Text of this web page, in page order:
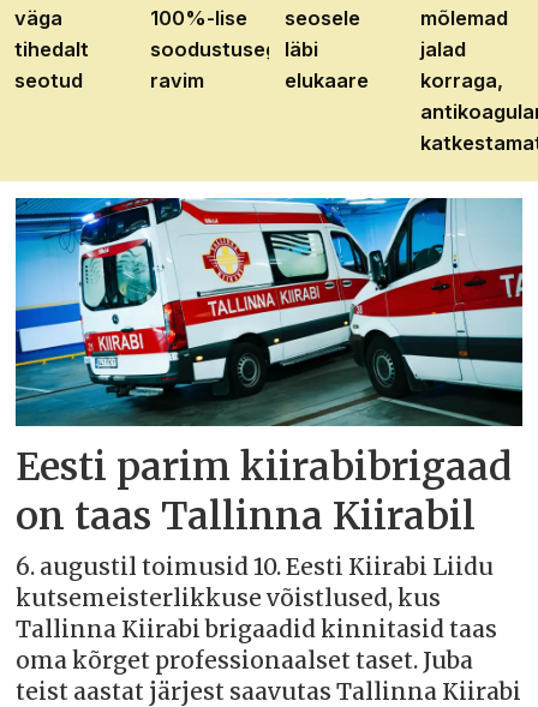
väga
tihedalt
seotud
100%-lise
soodustusega
ravim
seosele
läbi
elukaare
mõlemad
jalad
korraga,
Eesti parim kiirabibrigaad
on taas Tallinna Kiirabil
6. augustil toimusid 10. Eesti Kiirabi Liidu
kutsemeisterlikkuse võistlused, kus
Tallinna Kiirabi brigaadid kinnitasid taas
oma kõrget professionaalset taset. Juba
teist aastat järjest saavutas Tallinna Kiirabi